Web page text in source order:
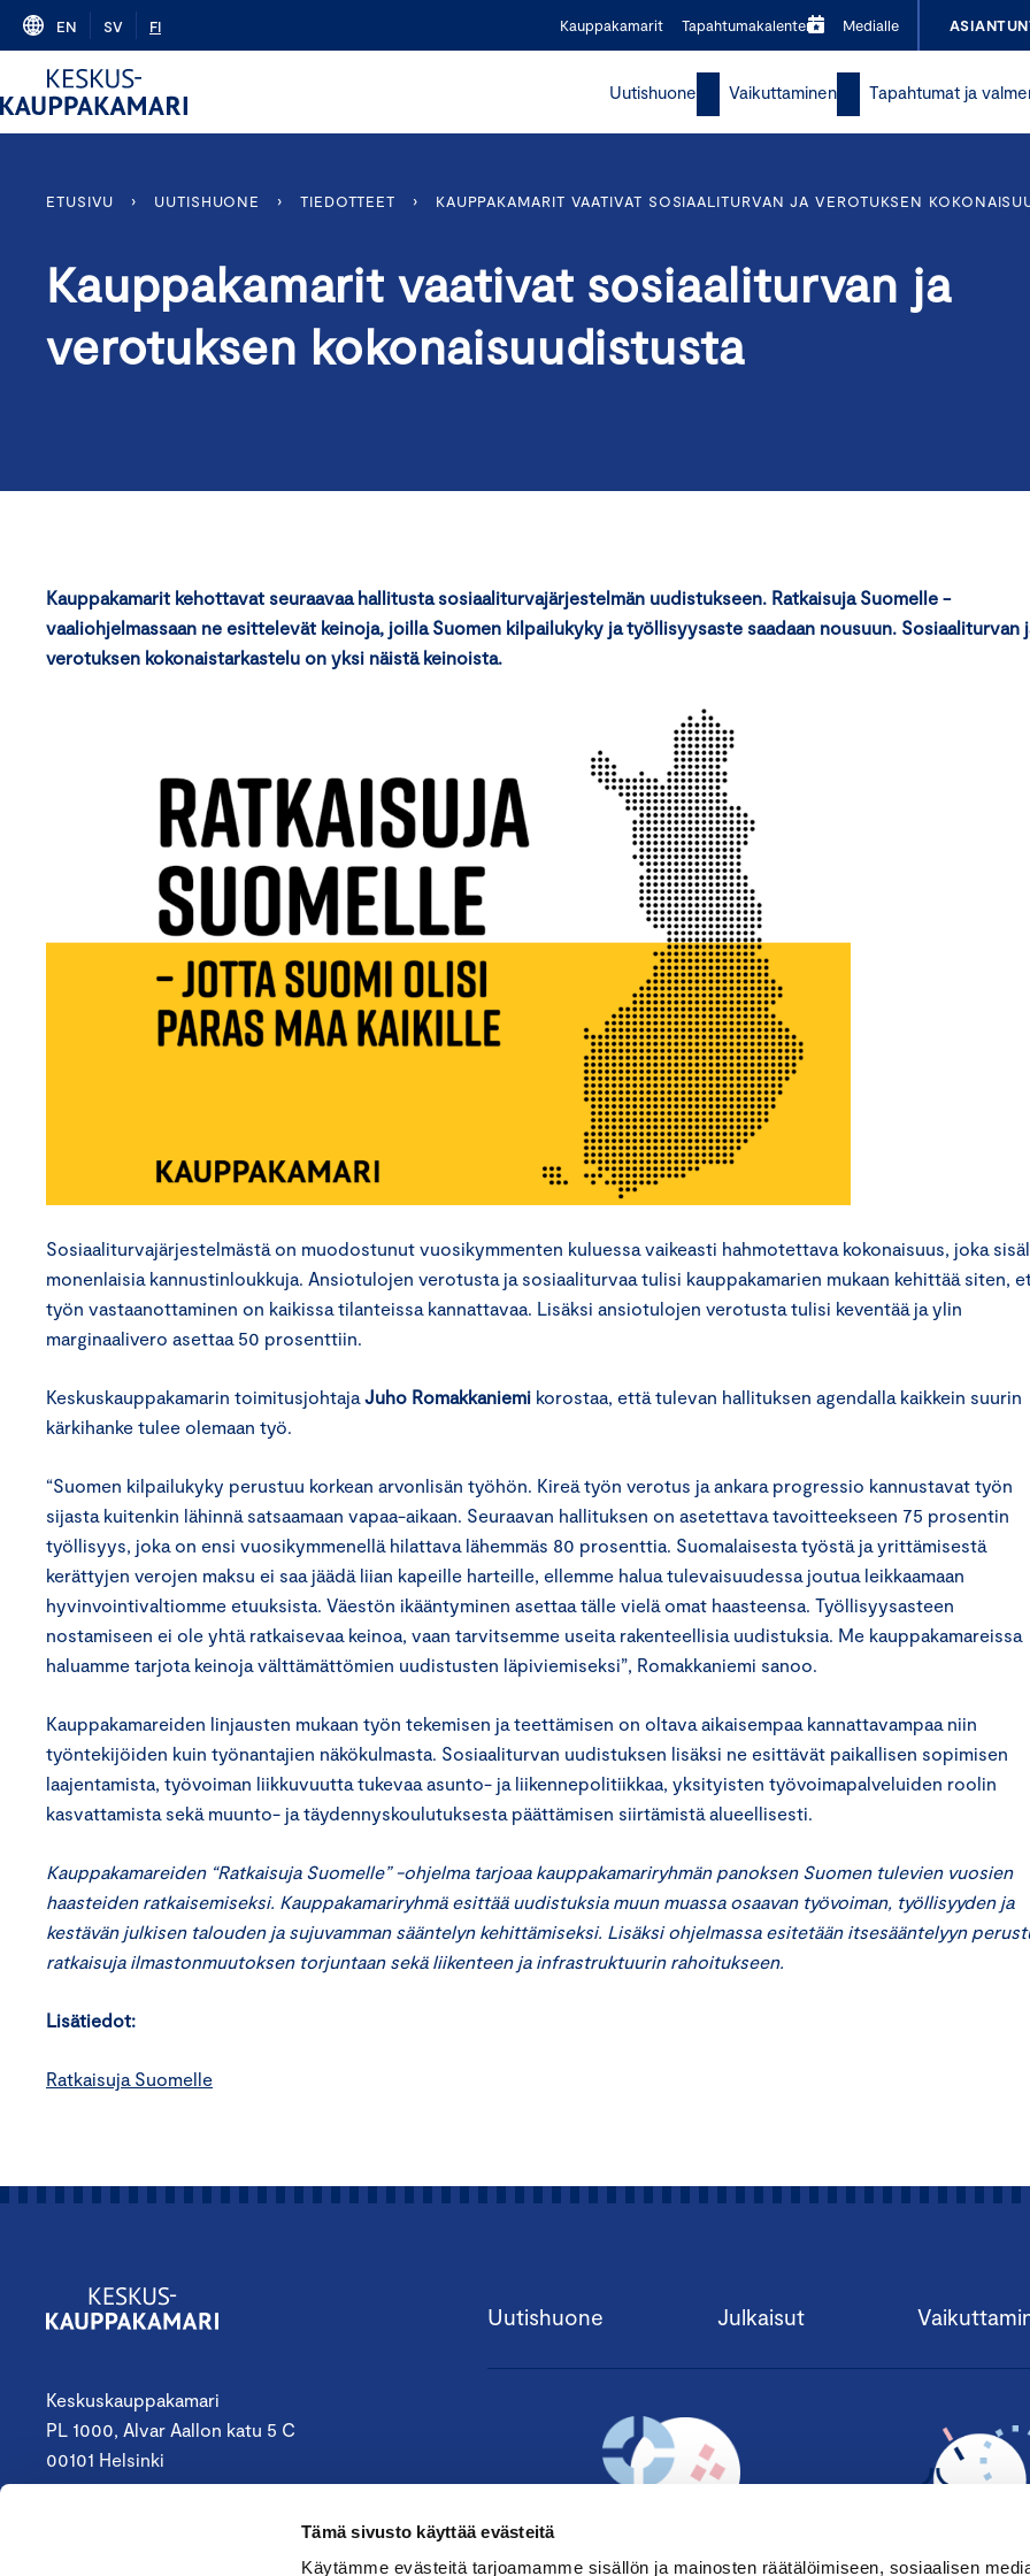
Tämä sivusto käyttää evästeitä
Käytämme evästeitä tarjoamamme sisällön ja mainosten räätälöimiseen, sosiaalisen
Skip
content
EN SV FI Kauppakamarit Tapahtumakalenteri Medialle
Uutishuone Vaikuttaminen Tapahtumat ja
ETUSIVU › UUTISHUONE › TIEDOTTEET › KAUPPAKAMARIT VAATIVAT SOSIAALITURVAN JA VEROTUKSEN
Kauppakamarit vaativat sosiaaliturvan ja
verotuksen kokonaisuudistusta
Kauppakamarit kehottavat seuraavaa hallitusta sosiaaliturvajärjestelmän uudistukseen. Ratkaisuja Suomelle -
vaaliohjelmassaan ne esittelevät keinoja, joilla Suomen kilpailukyky ja työllisyysaste saadaan nousuun. Sosiaaliturvan
verotuksen kokonaistarkastelu on yksi näistä keinoista.
Sosiaaliturvajärjestelmästä on muodostunut vuosikymmenten kuluessa vaikeasti hahmotettava kokonaisuus, joka
monenlaisia kannustinloukkuja. Ansiotulojen verotusta ja sosiaaliturvaa tulisi kauppakamarien mukaan kehittää siten,
työn vastaanottaminen on kaikissa tilanteissa kannattavaa. Lisäksi ansiotulojen verotusta tulisi keventää ja ylin
marginaalivero asettaa 50 prosenttiin.
Keskuskauppakamarin toimitusjohtaja Juho Romakkaniemi korostaa, että tulevan hallituksen agendalla kaikkein suurin
kärkihanke tulee olemaan työ.
“Suomen kilpailukyky perustuu korkean arvonlisän työhön. Kireä työn verotus ja ankara progressio kannustavat työn
sijasta kuitenkin lähinnä satsaamaan vapaa-aikaan. Seuraavan hallituksen on asetettava tavoitteekseen 75 prosentin
työllisyys, joka on ensi vuosikymmenellä hilattava lähemmäs 80 prosenttia. Suomalaisesta työstä ja yrittämisestä
kerättyjen verojen maksu ei saa jäädä liian kapeille harteille, ellemme halua tulevaisuudessa joutua leikkaamaan
hyvinvointivaltiomme etuuksista. Väestön ikääntyminen asettaa tälle vielä omat haasteensa. Työllisyysasteen
nostamiseen ei ole yhtä ratkaisevaa keinoa, vaan tarvitsemme useita rakenteellisia uudistuksia. Me kauppakamareissa
haluamme tarjota keinoja välttämättömien uudistusten läpiviemiseksi”, Romakkaniemi sanoo.
Kauppakamareiden linjausten mukaan työn tekemisen ja teettämisen on oltava aikaisempaa kannattavampaa niin
työntekijöiden kuin työnantajien näkökulmasta. Sosiaaliturvan uudistuksen lisäksi ne esittävät paikallisen sopimisen
laajentamista, työvoiman liikkuvuutta tukevaa asunto- ja liikennepolitiikkaa, yksityisten työvoimapalveluiden roolin
kasvattamista sekä muunto- ja täydennyskoulutuksesta päättämisen siirtämistä alueellisesti.
Kauppakamareiden “Ratkaisuja Suomelle” -ohjelma tarjoaa kauppakamariryhmän panoksen Suomen tulevien vuosien
haasteiden ratkaisemiseksi. Kauppakamariryhmä esittää uudistuksia muun muassa osaavan työvoiman, työllisyyden ja
kestävän julkisen talouden ja sujuvamman sääntelyn kehittämiseksi. Lisäksi ohjelmassa esitetään itsesääntelyyn
ratkaisuja ilmastonmuutoksen torjuntaan sekä liikenteen ja infrastruktuurin rahoitukseen.
Lisätiedot:
Ratkaisuja Suomelle
Keskuskauppakamari
PL 1000, Alvar Aallon katu 5 C
00101 Helsinki
keskuskauppakamari@chamber.fi
Uutishuone Julkaisut